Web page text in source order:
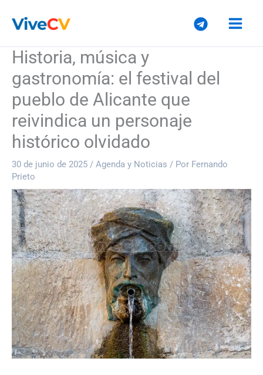
contenido
Historia, música y
gastronomía: el festival del
pueblo de Alicante que
reivindica un personaje
histórico olvidado
30 de junio de 2025 / Agenda y Noticias / Por Fernando
Prieto